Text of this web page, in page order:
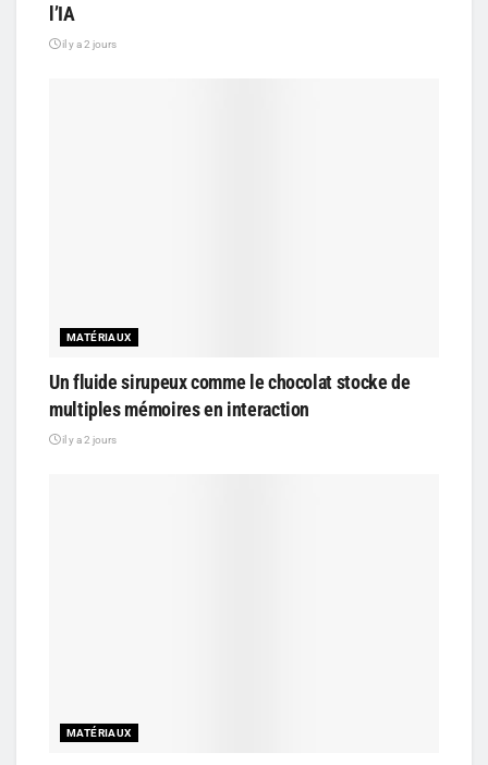
l’IA
il y a 2 jours
MATÉRIAUX
Un fluide sirupeux comme le chocolat stocke de
multiples mémoires en interaction
il y a 2 jours
MATÉRIAUX